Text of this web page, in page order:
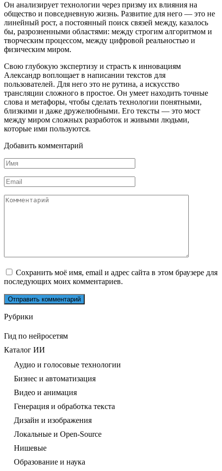
Он анализирует технологии через призму их влияния на
общество и повседневную жизнь. Развитие для него — это не
линейный рост, а постоянный поиск связей между, казалось
бы, разрозненными областями: между строгим алгоритмом и
творческим процессом, между цифровой реальностью и
физическим миром.
Свою глубокую экспертизу и страсть к инновациям
Александр воплощает в написании текстов для
пользователей. Для него это не рутина, а искусство
трансляции сложного в простое. Он умеет находить точные
слова и метафоры, чтобы сделать технологии понятными,
близкими и даже дружелюбными. Его тексты — это мост
между миром сложных разработок и живыми людьми,
которые ими пользуются.
Добавить комментарий
Имя
*
Email
*
Комментарий
Сохранить моё имя, email и адрес сайта в этом браузере для
последующих моих комментариев.
Рубрики
Гид по нейросетям
Каталог ИИ
Аудио и голосовые технологии
Бизнес и автоматизация
Видео и анимация
Генерация и обработка текста
Дизайн и изображения
Локальные и Open-Source
Нишевые
Образование и наука